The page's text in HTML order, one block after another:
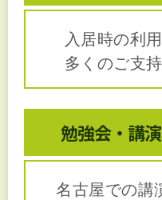
入居時の利
多くのご支
勉強会・講
名古屋での講